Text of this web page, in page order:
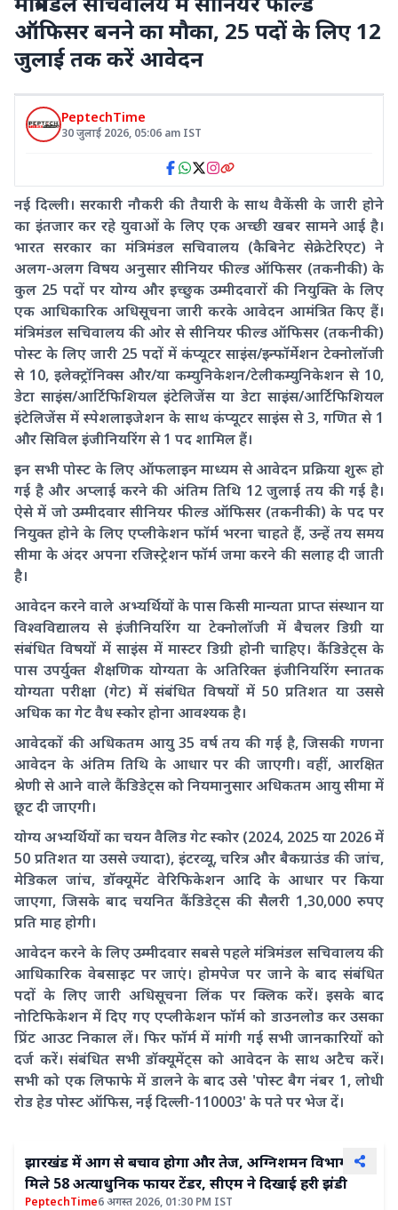
ऑफिसर बनने का मौका, 25 पदों के लिए 12
जुलाई तक करें आवेदन
PeptechTime
30 जुलाई 2026, 05:06 am IST
नई दिल्ली। सरकारी नौकरी की तैयारी के साथ वैकेंसी के जारी होने
का इंतजार कर रहे युवाओं के लिए एक अच्छी खबर सामने आई है।
भारत सरकार का मंत्रिमंडल सचिवालय (कैबिनेट सेक्रेटेरिएट) ने
अलग-अलग विषय अनुसार सीनियर फील्ड ऑफिसर (तकनीकी) के
कुल 25 पदों पर योग्य और इच्छुक उम्मीदवारों की नियुक्ति के लिए
एक आधिकारिक अधिसूचना जारी करके आवेदन आमंत्रित किए हैं।
मंत्रिमंडल सचिवालय की ओर से सीनियर फील्ड ऑफिसर (तकनीकी)
पोस्ट के लिए जारी 25 पदों में कंप्यूटर साइंस/इन्फॉर्मेशन टेक्नोलॉजी
से 10, इलेक्ट्रॉनिक्स और/या कम्युनिकेशन/टेलीकम्युनिकेशन से 10,
डेटा साइंस/आर्टिफिशियल इंटेलिजेंस या डेटा साइंस/आर्टिफिशियल
इंटेलिजेंस में स्पेशलाइजेशन के साथ कंप्यूटर साइंस से 3, गणित से 1
और सिविल इंजीनियरिंग से 1 पद शामिल हैं।
इन सभी पोस्ट के लिए ऑफलाइन माध्यम से आवेदन प्रक्रिया शुरू हो
गई है और अप्लाई करने की अंतिम तिथि 12 जुलाई तय की गई है।
ऐसे में जो उम्मीदवार सीनियर फील्ड ऑफिसर (तकनीकी) के पद पर
नियुक्त होने के लिए एप्लीकेशन फॉर्म भरना चाहते हैं, उन्हें तय समय
सीमा के अंदर अपना रजिस्ट्रेशन फॉर्म जमा करने की सलाह दी जाती
है।
आवेदन करने वाले अभ्यर्थियों के पास किसी मान्यता प्राप्त संस्थान या
विश्वविद्यालय से इंजीनियरिंग या टेक्नोलॉजी में बैचलर डिग्री या
संबंधित विषयों में साइंस में मास्टर डिग्री होनी चाहिए। कैंडिडेट्स के
पास उपर्युक्त शैक्षणिक योग्यता के अतिरिक्त इंजीनियरिंग स्नातक
योग्यता परीक्षा (गेट) में संबंधित विषयों में 50 प्रतिशत या उससे
अधिक का गेट वैध स्कोर होना आवश्यक है।
आवेदकों की अधिकतम आयु 35 वर्ष तय की गई है, जिसकी गणना
आवेदन के अंतिम तिथि के आधार पर की जाएगी। वहीं, आरक्षित
श्रेणी से आने वाले कैंडिडेट्स को नियमानुसार अधिकतम आयु सीमा में
छूट दी जाएगी।
योग्य अभ्यर्थियों का चयन वैलिड गेट स्कोर (2024, 2025 या 2026 में
50 प्रतिशत या उससे ज्यादा), इंटरव्यू, चरित्र और बैकग्राउंड की जांच,
मेडिकल जांच, डॉक्यूमेंट वेरिफिकेशन आदि के आधार पर किया
जाएगा, जिसके बाद चयनित कैंडिडेट्स की सैलरी 1,30,000 रुपए
प्रति माह होगी।
आवेदन करने के लिए उम्मीदवार सबसे पहले मंत्रिमंडल सचिवालय की
आधिकारिक वेबसाइट पर जाएं। होमपेज पर जाने के बाद संबंधित
पदों के लिए जारी अधिसूचना लिंक पर क्लिक करें। इसके बाद
नोटिफिकेशन में दिए गए एप्लीकेशन फॉर्म को डाउनलोड कर उसका
प्रिंट आउट निकाल लें। फिर फॉर्म में मांगी गई सभी जानकारियों को
दर्ज करें। संबंधित सभी डॉक्यूमेंट्स को आवेदन के साथ अटैच करें।
सभी को एक लिफाफे में डालने के बाद उसे 'पोस्ट बैग नंबर 1, लोधी
रोड हेड पोस्ट ऑफिस, नई दिल्ली-110003' के पते पर भेज दें।
झारखंड में आग से बचाव होगा और तेज, अग्निशमन विभाग को
मिले 58 अत्याधुनिक फायर टेंडर, सीएम ने दिखाई हरी झंडी
PeptechTime6 अगस्त 2026, 01:30 PM IST